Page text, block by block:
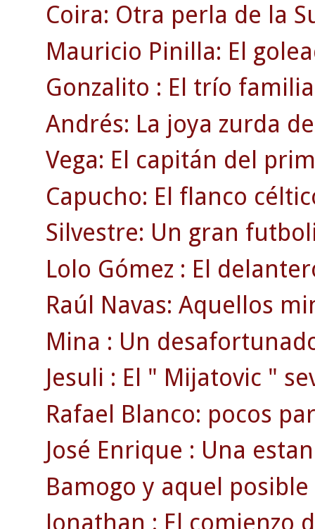
Coira: Otra perla de la
Mauricio Pinilla: El
Gonzalito : El trío
Andrés: La joya zurda
Vega: El capitán del
Capucho: El flanco
Silvestre: Un gran
Lolo Gómez : El
Raúl Navas: Aquellos
Mina : Un
Jesuli : El " Mijatovic "
Rafael Blanco: pocos
José Enrique : Una
Bamogo y aquel
Jonathan : El comienzo